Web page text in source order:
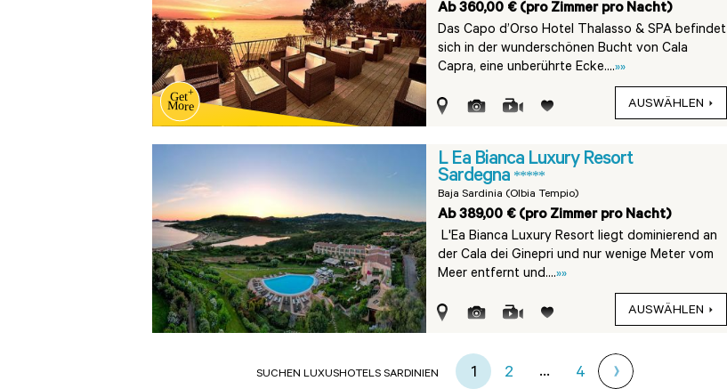
Ab 360,00 € (pro Zimmer pro Nacht)
Das Capo d’Orso Hotel Thalasso & SPA befindet
sich in der wunderschönen Bucht von Cala
Capra, eine unberührte Ecke....»»
AUSWÄHLEN
L Ea Bianca Luxury Resort
Sardegna *****
Baja Sardinia (Olbia Tempio)
Ab 389,00 € (pro Zimmer pro Nacht)
L'Ea Bianca Luxury Resort liegt dominierend an
der Cala dei Ginepri und nur wenige Meter vom
Meer entfernt und....»»
AUSWÄHLEN
SUCHEN LUXUSHOTELS SARDINIEN 1 2 ... 4